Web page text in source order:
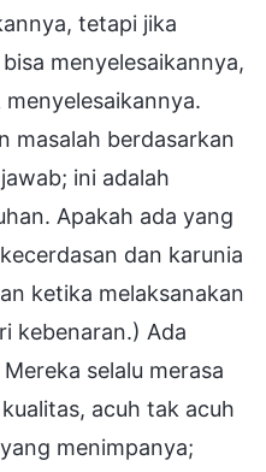
tetapi jika
menyelesaikannya,
masalah berdasarkan
ini adalah
Apakah ada yang
dan karunia
ketika melaksanakan
kebenaran.) Ada
selalu merasa
acuh tak acuh
menimpanya;